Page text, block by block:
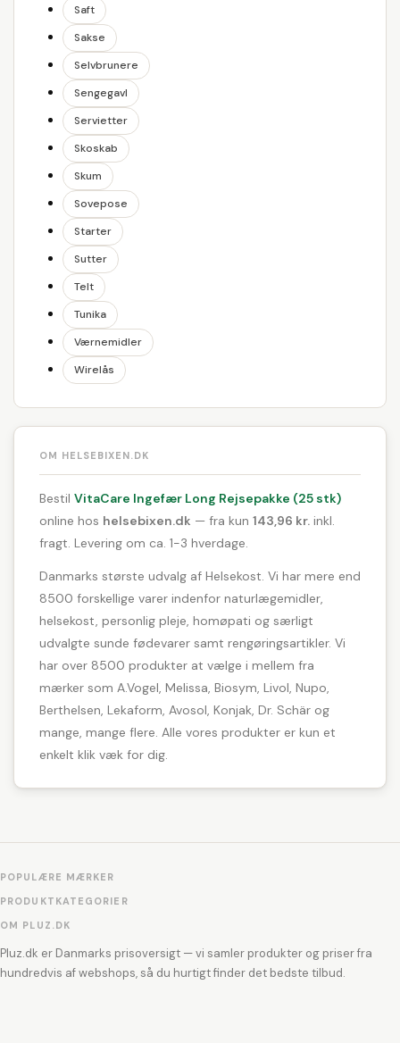
Saft
Sakse
Selvbrunere
Sengegavl
Servietter
Skoskab
Skum
Sovepose
Starter
Sutter
Telt
Tunika
Værnemidler
Wirelås
OM HELSEBIXEN.DK
Bestil VitaCare Ingefær Long Rejsepakke (25 stk)
online hos helsebixen.dk — fra kun 143,96 kr. inkl.
fragt. Levering om ca. 1-3 hverdage.
Danmarks største udvalg af Helsekost. Vi har mere end
8500 forskellige varer indenfor naturlægemidler,
helsekost, personlig pleje, homøpati og særligt
udvalgte sunde fødevarer samt rengøringsartikler. Vi
har over 8500 produkter at vælge i mellem fra
mærker som A.Vogel, Melissa, Biosym, Livol, Nupo,
Berthelsen, Lekaform, Avosol, Konjak, Dr. Schär og
mange, mange flere. Alle vores produkter er kun et
enkelt klik væk for dig.
POPULÆRE MÆRKER
PRODUKTKATEGORIER
OM PLUZ.DK
Pluz.dk er Danmarks prisoversigt — vi samler produkter og priser fra
hundredvis af webshops, så du hurtigt finder det bedste tilbud.